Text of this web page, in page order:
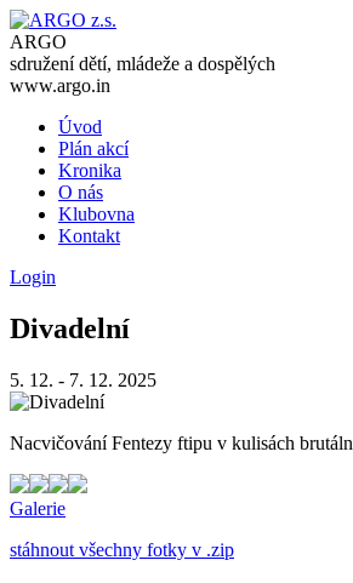
ARGO
sdružení dětí, mládeže a dospělých
www.argo.in
Úvod
Plán akcí
Kronika
O nás
Klubovna
Kontakt
Login
Divadelní
5. 12. - 7. 12. 2025
Nacvičování Fentezy ftipu v kulisách
Galerie
stáhnout všechny fotky v .zip